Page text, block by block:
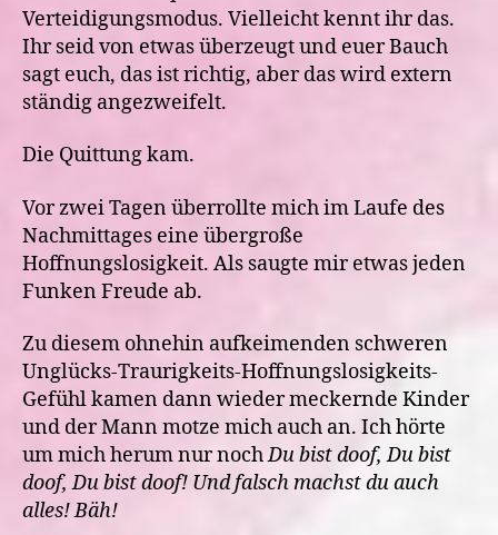
Verteidigungsmodus. Vielleicht kennt ihr das.
Ihr seid von etwas überzeugt und euer Bauch
sagt euch, das ist richtig, aber das wird extern
ständig angezweifelt.
Die Quittung kam.
Vor zwei Tagen überrollte mich im Laufe des
Nachmittages eine übergroße
Hoffnungslosigkeit. Als saugte mir etwas jeden
Funken Freude ab.
Zu diesem ohnehin aufkeimenden schweren
Unglücks-Traurigkeits-Hoffnungslosigkeits-
Gefühl kamen dann wieder meckernde Kinder
und der Mann motze mich auch an. Ich hörte
um mich herum nur nochDu bist doof, Du bist
doof, Du bist doof! Und falsch machst du auch
alles! Bäh!